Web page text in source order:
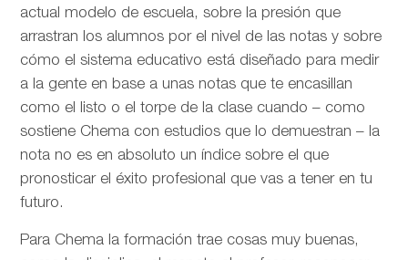
actual modelo de escuela, sobre la presión que
arrastran los alumnos por el nivel de las notas y sobre
cómo el sistema educativo está diseñado para medir
a la gente en base a unas notas que te encasillan
como el listo o el torpe de la clase cuando – como
sostiene Chema con estudios que lo demuestran – la
nota no es en absoluto un índice sobre el que
pronosticar el éxito profesional que vas a tener en tu
futuro.
Para Chema la formación trae cosas muy buenas,